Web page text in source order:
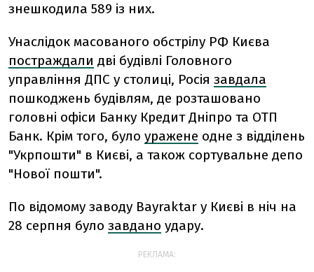
знешкодила 589 із них.
Унаслідок масованого обстрілу РФ Києва
постраждали дві будівлі Головного
управління ДПС у столиці, Росія завдала
пошкоджень будівлям, де розташовано
головні офіси Банку Кредит Дніпро та ОТП
Банк. Крім того, було уражене одне з відділень
"Укрпошти" в Києві, а також сортувальне депо
"Нової пошти".
По відомому заводу Bayraktar у Києві в ніч на
28 серпня було завдано удару.
РЕКЛАМА: